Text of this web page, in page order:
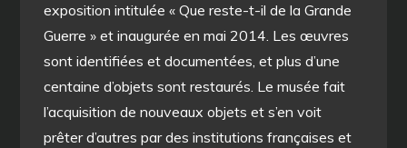
exposition intitulée « Que reste-t-il de la Grande
Guerre » et inaugurée en mai 2014. Les œuvres
sont identifiées et documentées, et plus d’une
centaine d’objets sont restaurés. Le musée fait
l’acquisition de nouveaux objets et s’en voit
prêter d’autres par des institutions françaises et